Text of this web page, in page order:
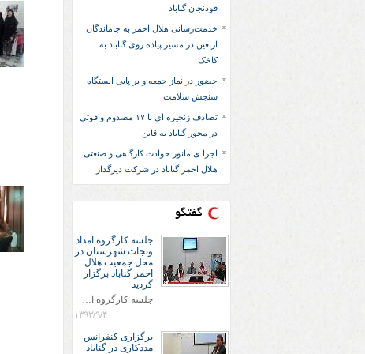
فودنجان گناباد
خدمت‌رسانی هلال احمر به جاماندگان
اربعین در مسیر پیاده روی گناباد به
کاخک
حضور در نماز جمعه و بر پایی ایستگاه
سنجش سلامت
تصادف زنجیره ای با ۱۷ مصدوم و فوتی
در محور گناباد به قاین
اجرا ی مانور حوادث کارگاهی و صنعتی
هلال احمر گناباد در شرکت دیرگداز
گفتگو
جلسه کارگروه امداد
ونجات شهرستان در
محل جمعیت هلال
احمر گناباد برگزار
گردید
جلسه کارگروه امداد ونجات شهرستان گناباد با حضور فرماندار و رئیس شورای هماهنگی مدیریت بجران و اعضای کارگروه در محل جمعیت هلال احمر گناباد برگزار گردید
۱۳۹۳/۹/۴
برگزاری کنفرانس
مددکاری در گناباد